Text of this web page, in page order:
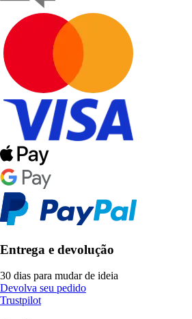
Entrega e devolução
30 dias para mudar de ideia
Devolva seu pedido
Trustpilot